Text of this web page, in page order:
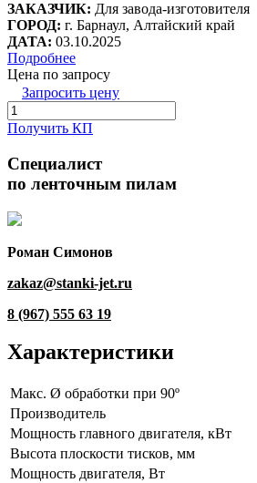
ЗАКАЗЧИК: Для завода-изготовителя
ГОРОД: г. Барнаул, Алтайский край
ДАТА: 03.10.2025
Подробнее
Цена по запросу
Запросить цену
Получить КП
Специалист
по ленточным пилам
Роман Симонов
zakaz@stanki-jet.ru
8 (967) 555 63 19
Характеристики
Макс. Ø обработки при 90º
Производитель
Мощность главного двигателя, кВт
Высота плоскости тисков, мм
Мощность двигателя, Вт